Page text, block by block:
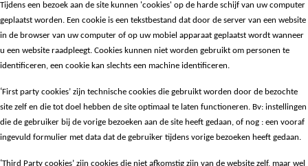
Tijdens een bezoek aan de site kunnen 'cookies' op de harde schijf van uw computer
geplaatst worden. Een cookie is een tekstbestand dat door de server van een website
in de browser van uw computer of op uw mobiel apparaat geplaatst wordt wanneer
u een website raadpleegt. Cookies kunnen niet worden gebruikt om personen te
identificeren, een cookie kan slechts een machine identificeren.
‘First party cookies’ zijn technische cookies die gebruikt worden door de bezochte
site zelf en die tot doel hebben de site optimaal te laten functioneren. Bv: instellingen
die de gebruiker bij de vorige bezoeken aan de site heeft gedaan, of nog : een vooraf
ingevuld formulier met data dat de gebruiker tijdens vorige bezoeken heeft gedaan.
‘Third Party cookies’ zijn cookies die niet afkomstig zijn van de website zelf, maar wel